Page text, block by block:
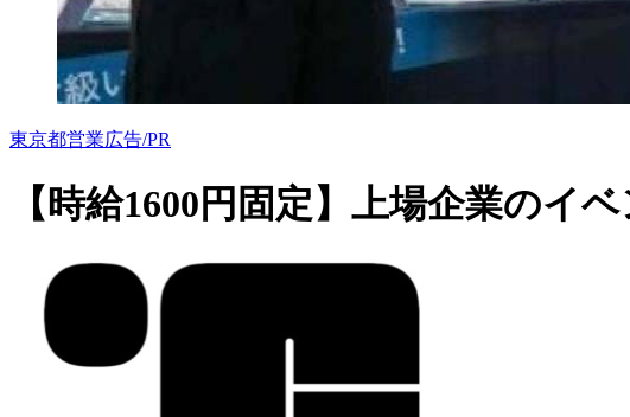
東京都営業広告/PR
【時給1600円固定】上場企業のイ